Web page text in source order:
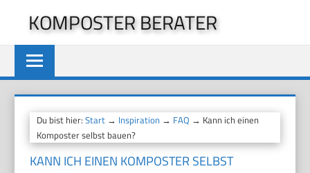
springen
KOMPOSTER BERATER
Du bist hier:Start → Inspiration → FAQ → Kann ich einen
Komposter selbst bauen?
KANN ICH EINEN KOMPOSTER SELBST